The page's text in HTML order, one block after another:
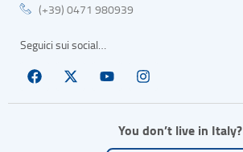
(+39) 0471 980939
Seguici sui social…
You don’t live in Italy?